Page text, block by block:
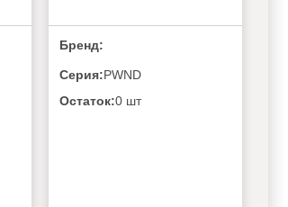
Бренд:
Серия:PWND
Остаток:0 шт